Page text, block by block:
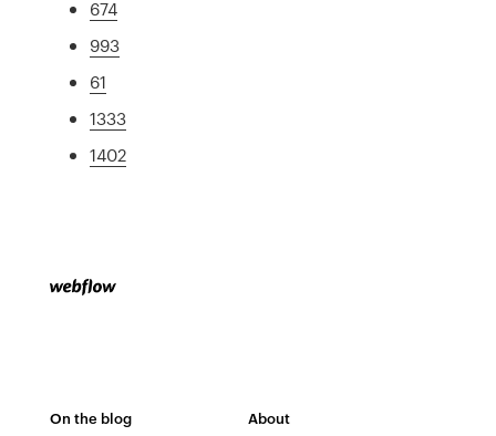
674
993
61
1333
1402
On the blog About